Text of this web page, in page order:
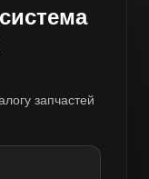
запчастей